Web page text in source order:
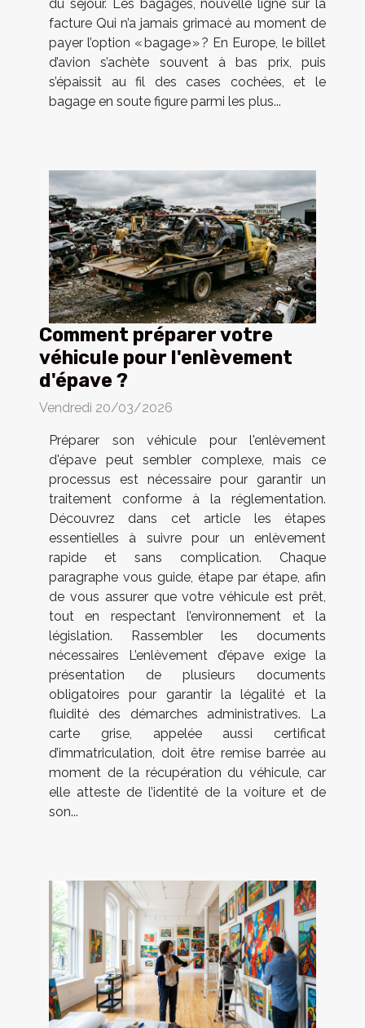
du séjour. Les bagages, nouvelle ligne sur la
facture Qui n’a jamais grimacé au moment de
payer l’option « bagage » ? En Europe, le billet
d’avion s’achète souvent à bas prix, puis
s’épaissit au fil des cases cochées, et le
bagage en soute figure parmi les plus...
Comment préparer votre
véhicule pour l'enlèvement
d'épave ?
Vendredi 20/03/2026
Préparer son véhicule pour l'enlèvement
d'épave peut sembler complexe, mais ce
processus est nécessaire pour garantir un
traitement conforme à la réglementation.
Découvrez dans cet article les étapes
essentielles à suivre pour un enlèvement
rapide et sans complication. Chaque
paragraphe vous guide, étape par étape, afin
de vous assurer que votre véhicule est prêt,
tout en respectant l’environnement et la
législation. Rassembler les documents
nécessaires L’enlèvement d’épave exige la
présentation de plusieurs documents
obligatoires pour garantir la légalité et la
fluidité des démarches administratives. La
carte grise, appelée aussi certificat
d’immatriculation, doit être remise barrée au
moment de la récupération du véhicule, car
elle atteste de l’identité de la voiture et de
son...